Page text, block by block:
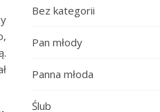
Bez kategorii
Pan młody
Panna młoda
Ślub